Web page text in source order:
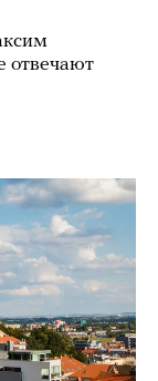
отвечают